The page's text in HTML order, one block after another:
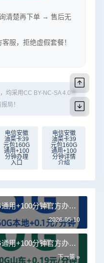
清楚再下单 → 售后无
服，拒绝虚假套餐！
均采用CC BY-NC-SA 4.0许
报局 ！
电信安徽
油菜卡39
元包160G
通用+100
分钟办理
入口
电信安徽
油菜卡39
元包160G
通用+100
分钟详情
介绍
用+100分钟官方办理
2026-05-10
用+100分钟官方办理
下一篇 »